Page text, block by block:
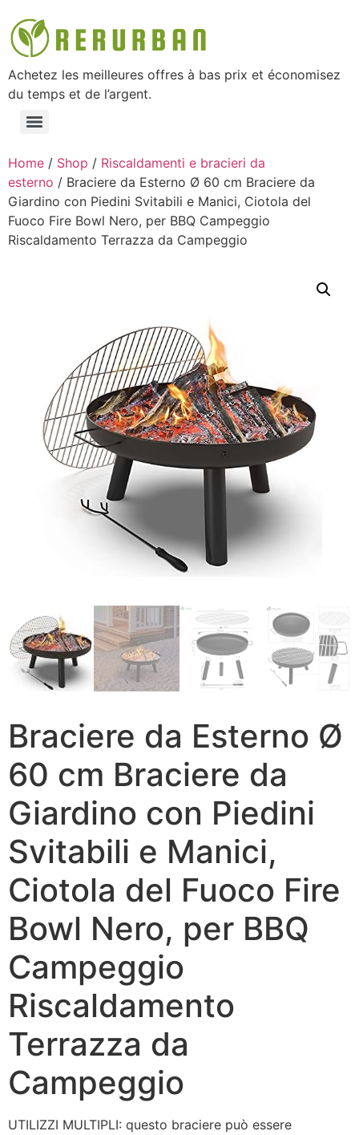
Achetez les meilleures offres à bas prix et économisez
du temps et de l’argent.
Home / Shop / Riscaldamenti e bracieri da
esterno / Braciere da Esterno Ø 60 cm Braciere da
Giardino con Piedini Svitabili e Manici, Ciotola del
Fuoco Fire Bowl Nero, per BBQ Campeggio
Riscaldamento Terrazza da Campeggio
Braciere da Esterno Ø
60 cm Braciere da
Giardino con Piedini
Svitabili e Manici,
Ciotola del Fuoco Fire
Bowl Nero, per BBQ
Campeggio
Riscaldamento
Terrazza da
Campeggio
UTILIZZI MULTIPLI: questo braciere può essere